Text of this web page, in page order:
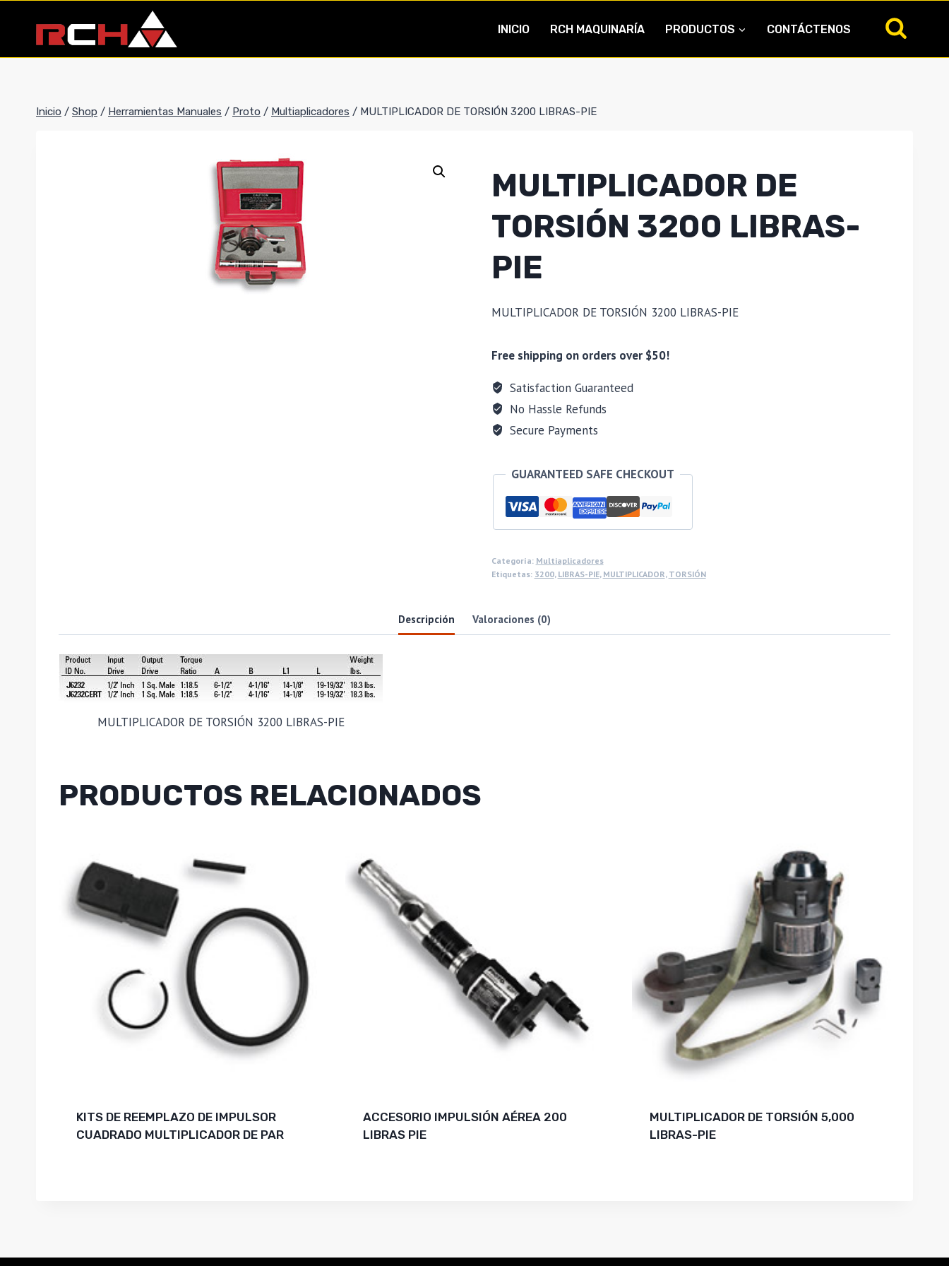
contenido
INICIO RCH MAQUINARÍA PRODUCTOS CONTÁCTENOS
Inicio / Shop / Herramientas Manuales / Proto / Multiaplicadores / MULTIPLICADOR DE TORSIÓN 3200 LIBRAS-PIE
MULTIPLICADOR DE
TORSIÓN 3200 LIBRAS-
PIE
MULTIPLICADOR DE TORSIÓN 3200 LIBRAS-PIE
Free shipping on orders over $50!
Satisfaction Guaranteed
No Hassle Refunds
Secure Payments
GUARANTEED SAFE CHECKOUT
Categoría: Multiaplicadores
Etiquetas: 3200, LIBRAS-PIE, MULTIPLICADOR, TORSIÓN
Descripción Valoraciones (0)
MULTIPLICADOR DE TORSIÓN 3200 LIBRAS-PIE
PRODUCTOS RELACIONADOS
KITS DE REEMPLAZO DE IMPULSOR
CUADRADO MULTIPLICADOR DE PAR
ACCESORIO IMPULSIÓN AÉREA 200
LIBRAS PIE
MULTIPLICADOR DE TORSIÓN 5,000
LIBRAS-PIE